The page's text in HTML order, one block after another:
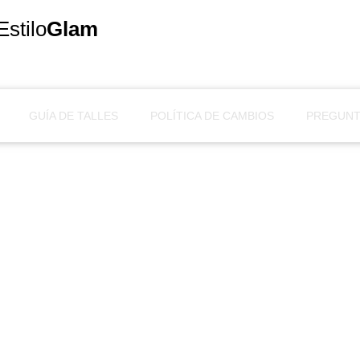
Glam
GUÍA DE TALLES POLÍTICA DE CAMBIOS